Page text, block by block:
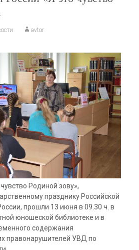
avtor
Родиной зову»,
празднику Российской
прошли 13 июня в 09.30 ч. в
юношеской библиотеке и в
содержания
правонарушителей УВД по